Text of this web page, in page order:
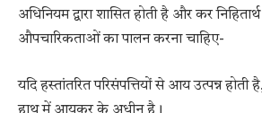
अधिनियम द्वारा शासित होती है और कर
औपचारिकताओं का पालन करना चाहिए-
यदि हस्तांतरित परिसंपत्तियों से आय उत्पन्न होती
हाथ में आयकर के अधीन है।